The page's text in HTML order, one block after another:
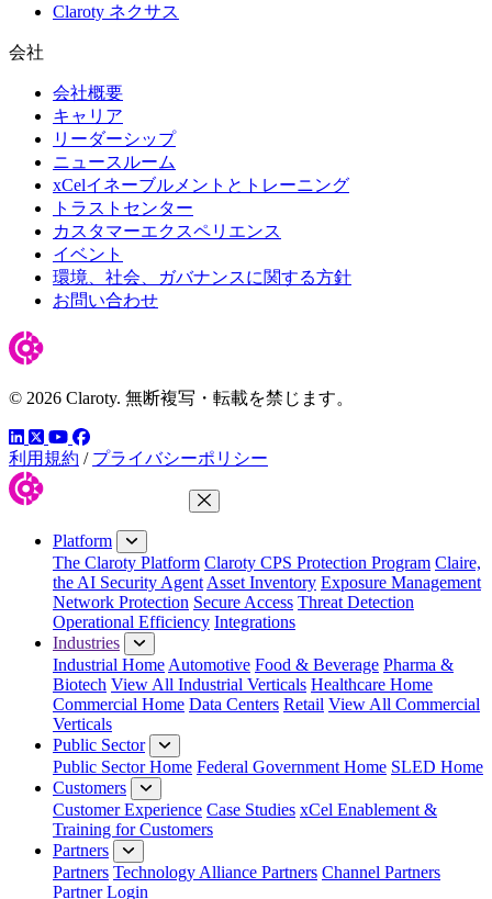
Claroty ネクサス
会社
会社概要
キャリア
リーダーシップ
ニュースルーム
xCelイネーブルメントとトレーニング
トラストセンター
カスタマーエクスペリエンス
イベント
環境、社会、ガバナンスに関する方針
お問い合わせ
© 2026 Claroty. 無断複写・転載を禁じます。
LinkedIn
ツイッター
YouTube
Facebook
利用規約 / プライバシーポリシー
Close Menu
Platform
The Claroty Platform Claroty CPS Protection Program Claire,
the AI Security Agent Asset Inventory Exposure Management
Network Protection Secure Access Threat Detection
Operational Efficiency Integrations
Industries
Industrial Home Automotive Food & Beverage Pharma &
Biotech View All Industrial Verticals Healthcare Home
Commercial Home Data Centers Retail View All Commercial
Verticals
Public Sector
Public Sector Home Federal Government Home SLED Home
Customers
Customer Experience Case Studies xCel Enablement &
Training for Customers
Partners
Partners Technology Alliance Partners Channel Partners
Partner Login